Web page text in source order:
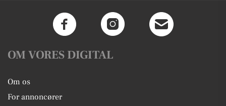
OM VORES DIGITAL
Om os
For annoncører